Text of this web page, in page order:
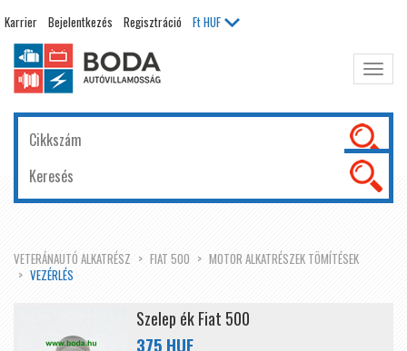
Karrier Bejelentkezés Regisztráció FtHUF
VETERÁNAUTÓ ALKATRÉSZ FIAT 500
MOTOR ALKATRÉSZEK TÖMÍTÉSEK
VEZÉRLÉS
Szelep ék Fiat 500
375 HUF